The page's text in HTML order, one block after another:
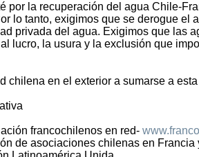
por la recuperación del agua Chile-
lo tanto, exigimos que se derogue
privada del agua. Exigimos que las
lucro, la usura y la exclusión que
chilena en el exterior a sumarse a
francochilenos en red-
de asociaciones chilenas en